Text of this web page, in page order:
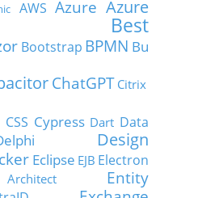
AWS Azure Azure
Best
Bootstrap BPMN Bu
ChatGPT Citrix
CSS Cypress Dart Data
Design
Eclipse EJB Electron
Entity